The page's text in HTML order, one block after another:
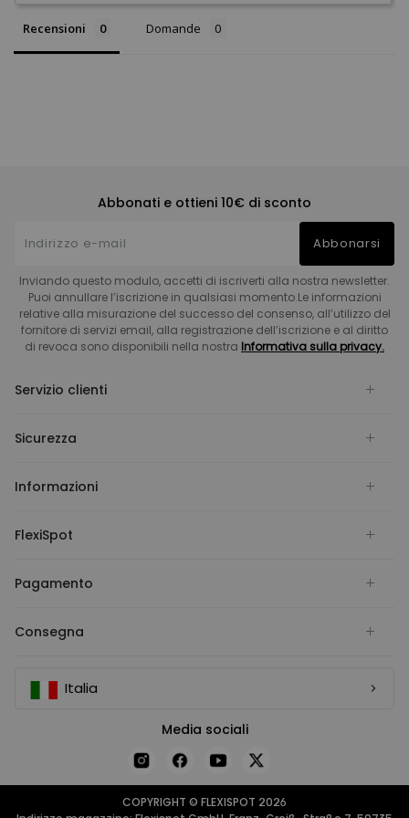
Recensioni Domande
Abbonati e ottieni 10€ di sconto
Abbonarsi
Inviando questo modulo, accetti di iscriverti alla nostra newsletter.
Puoi annullare l’iscrizione in qualsiasi momento.Le informazioni
relative alla misurazione del successo del consenso, all’utilizzo del
fornitore di servizi email, alla registrazione dell’iscrizione e al diritto
di revoca sono disponibili nella nostra Informativa sulla privacy.
Servizio clienti
Sicurezza
Informazioni
FlexiSpot
Pagamento
Consegna
Italia
Media sociali
COPYRIGHT © FLEXISPOT 2026